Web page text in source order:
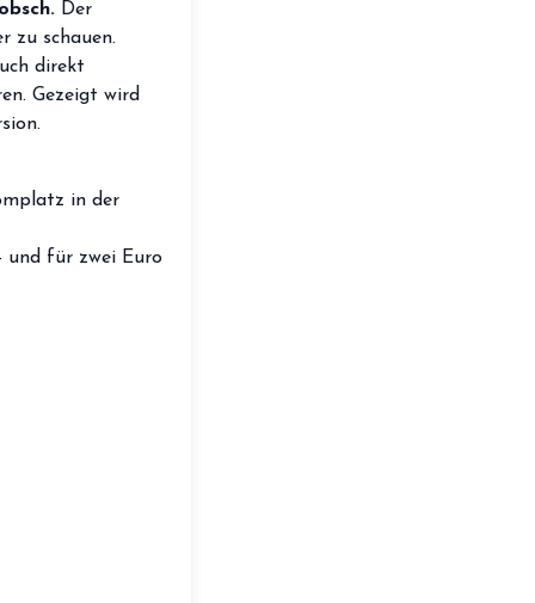
login Anmelden / Registrieren
Der
zu schauen.
direkt
Gezeigt wird
in der
und für zwei Euro